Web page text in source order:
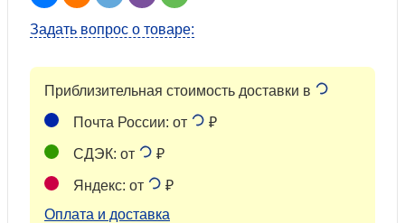
Задать вопрос о товаре:
Приблизительная стоимость доставки в
Почта России: от ₽
СДЭК: от ₽
Яндекс: от
₽
Оплата и доставка